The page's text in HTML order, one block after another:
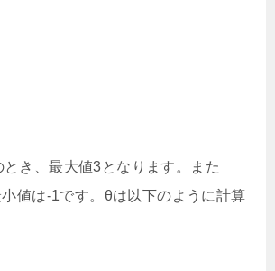
とき、最大値3となります。また
値は-1です。θは以下のように計算